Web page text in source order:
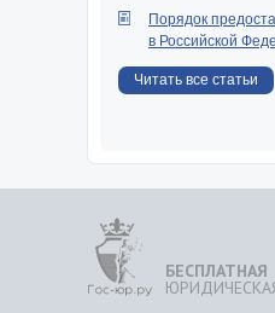
Порядок
в Российской
Читать все статьи
БЕСПЛАТНАЯ